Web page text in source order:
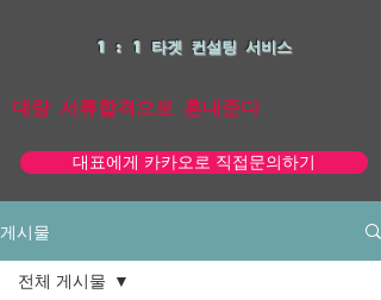
1 : 1 타겟 컨설팅 서비스
​대량 서류합격으로 혼내준다
대표에게 카카오로 직접문의하기
게시물
전체 게시물